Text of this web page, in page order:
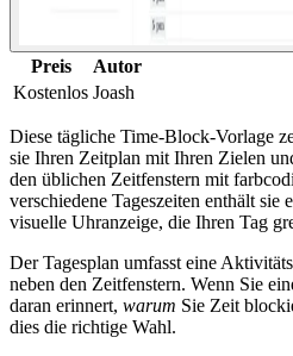
Preis
Autor
Kostenlos Joash
Diese tägliche Time-Block-Vorlage
sie Ihren Zeitplan mit Ihren Zielen
den üblichen Zeitfenstern mit
verschiedene Tageszeiten enthält sie
visuelle Uhranzeige, die Ihren Tag
Der Tagesplan umfasst eine
neben den Zeitfenstern. Wenn Sie
daran erinnert, warum Sie Zeit
dies die richtige Wahl.